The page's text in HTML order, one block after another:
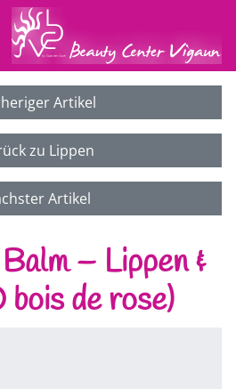
Artikel
zu Lippen
Artikel
– Lippen &
bois de rose)